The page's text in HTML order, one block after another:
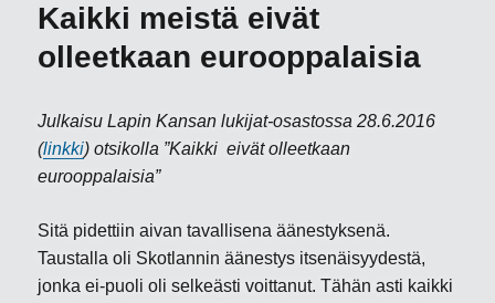
Kaikki meistä eivät
olleetkaan eurooppalaisia
Julkaisu Lapin Kansan lukijat-osastossa 28.6.2016
(linkki) otsikolla ”Kaikki eivät olleetkaan
eurooppalaisia”
Sitä pidettiin aivan tavallisena äänestyksenä.
Taustalla oli Skotlannin äänestys itsenäisyydestä,
jonka ei-puoli oli selkeästi voittanut. Tähän asti kaikki